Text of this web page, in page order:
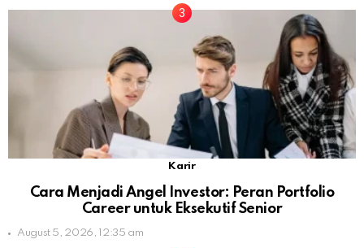
Karir
Cara Menjadi Angel Investor: Peran Portfolio
Career untuk Eksekutif Senior
August 5, 2026, 12:35 am